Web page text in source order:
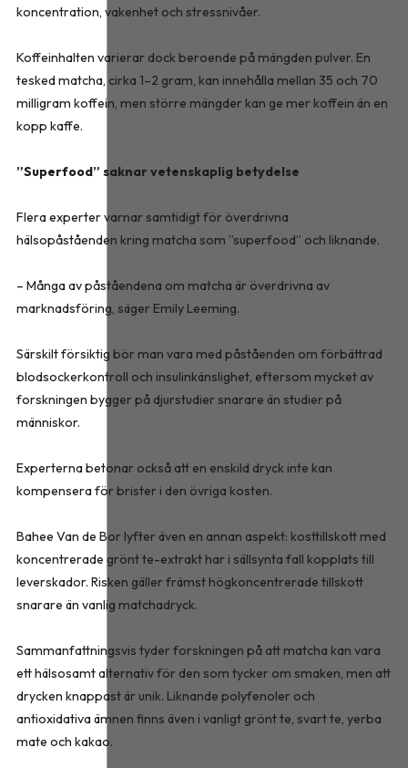
koncentration, vakenhet och stressnivåer.
Koffeinhalten varierar dock beroende på mängden pulver. En
tesked matcha, cirka 1–2 gram, kan innehålla mellan 35 och 70
milligram koffein, men större mängder kan ge mer koffein än en
kopp kaffe.
”Superfood” saknar vetenskaplig betydelse
Flera experter varnar samtidigt för överdrivna
hälsopåståenden kring matcha som ”superfood” och liknande.
– Många av påståendena om matcha är överdrivna av
marknadsföring, säger Emily Leeming.
Särskilt försiktig bör man vara med påståenden om förbättrad
blodsockerkontroll och insulinkänslighet, eftersom mycket av
forskningen bygger på djurstudier snarare än studier på
människor.
Experterna betonar också att en enskild dryck inte kan
kompensera för brister i den övriga kosten.
Bahee Van de Bor lyfter även en annan aspekt: kosttillskott med
koncentrerade grönt te-extrakt har i sällsynta fall kopplats till
leverskador. Risken gäller främst högkoncentrerade tillskott
snarare än vanlig matchadryck.
Sammanfattningsvis tyder forskningen på att matcha kan vara
ett hälsosamt alternativ för den som tycker om smaken, men att
drycken knappast är unik. Liknande polyfenoler och
antioxidativa ämnen finns även i vanligt grönt te, svart te, yerba
mate och kakao.